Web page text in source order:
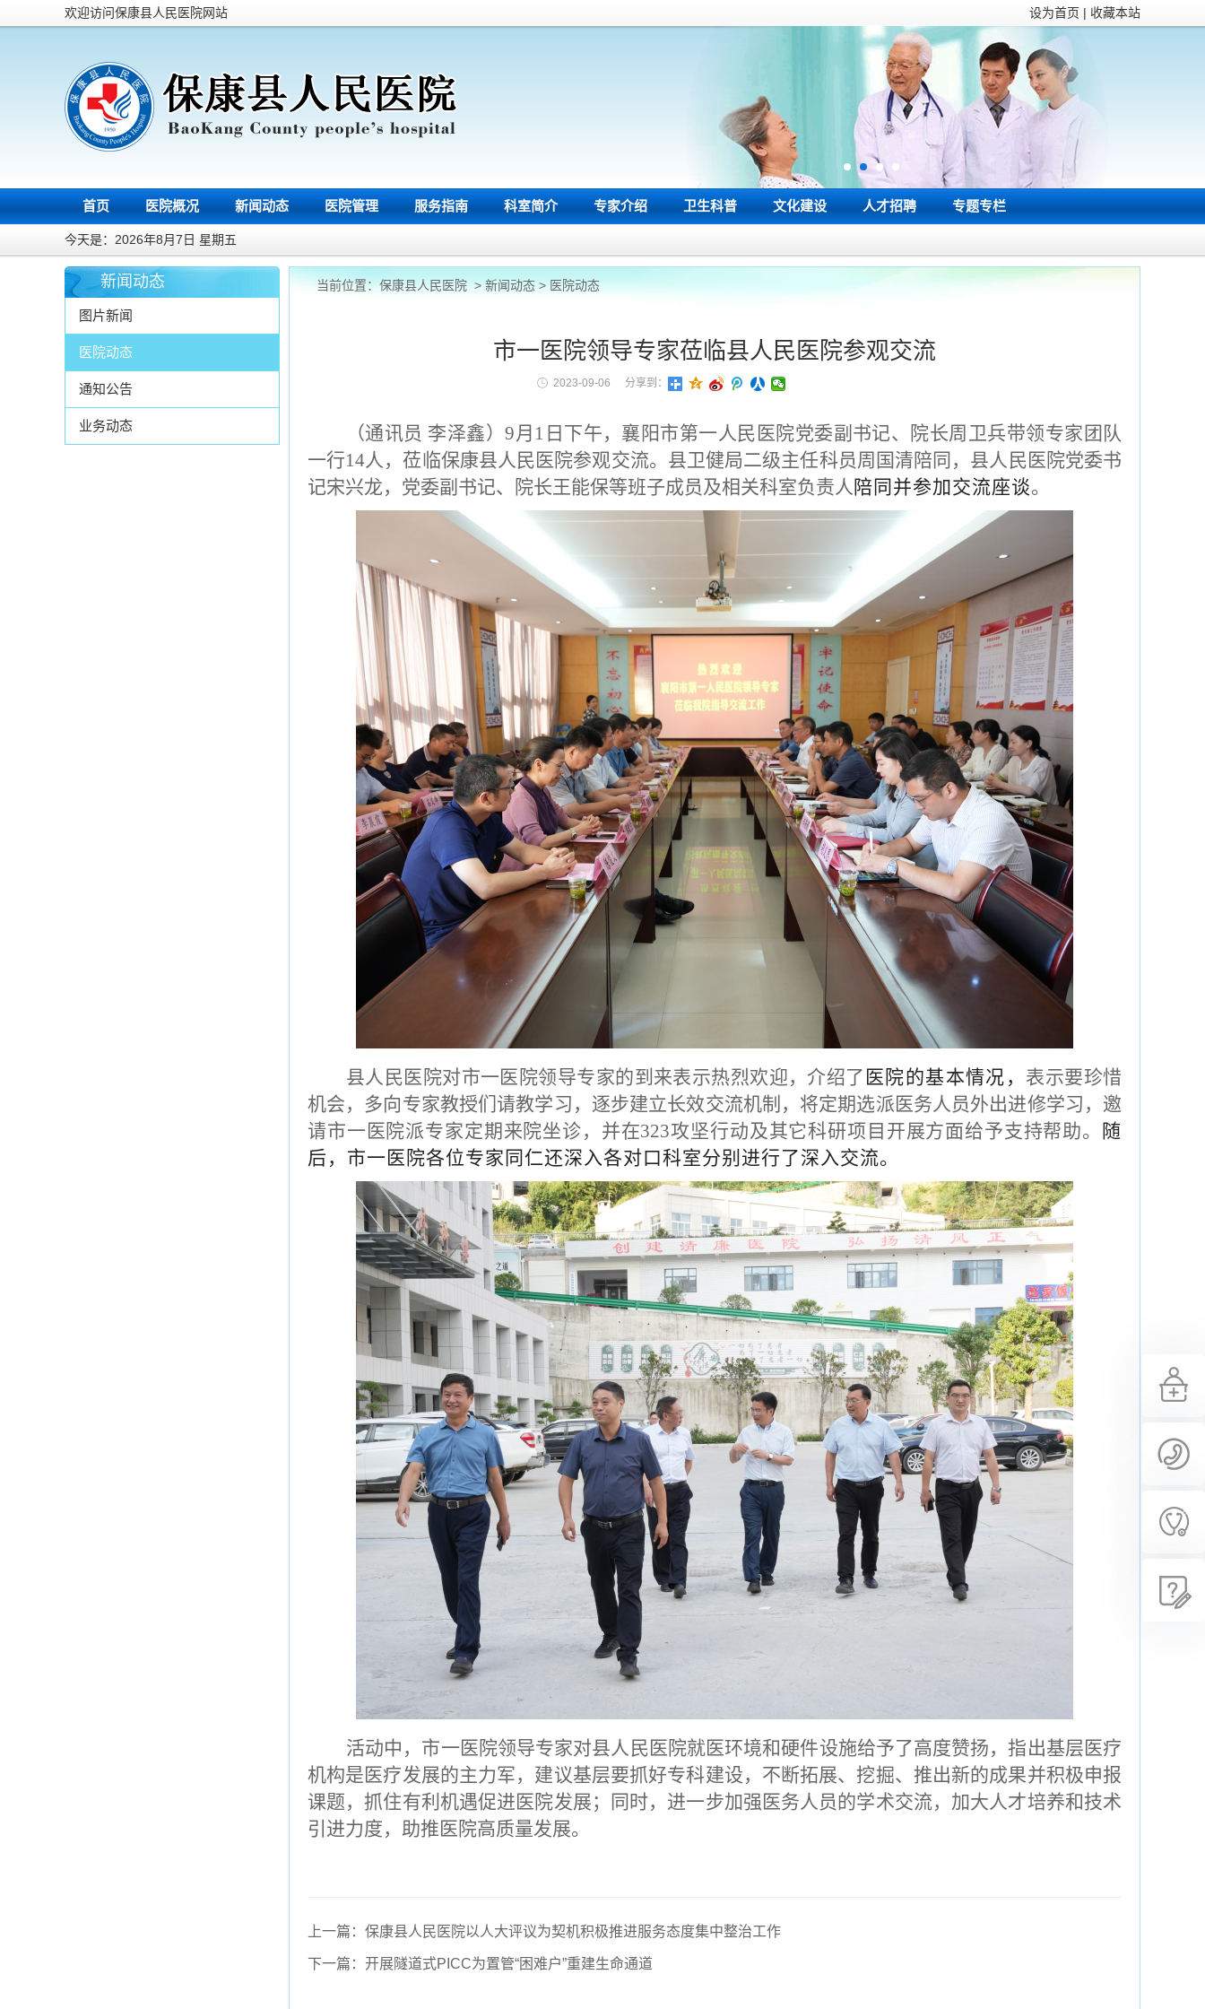
欢迎访问保康县人民医院网站 设为首页 | 收藏本站
首页 医院概况 新闻动态 医院管理 服务指南 科室简介 专家介绍 卫生科普 文化建设 人才招聘 专题专栏
今天是：2026年8月7日 星期五
新闻动态
图片新闻
医院动态
通知公告
业务动态
当前位置：保康县人民医院 > 新闻动态 > 医院动态
市一医院领导专家莅临县人民医院参观交流
2023-09-06 分享到：
（通讯员 李泽鑫）9月1日下午，襄阳市第一人民医院党委副书记、院长周卫兵带领专家团队
一行14人，莅临保康县人民医院参观交流。县卫健局二级主任科员周国清陪同，县人民医院党委书
记宋兴龙，党委副书记、院长王能保等班子成员及相关科室负责人 陪同并参加交流座谈。
县人民医院对市一医院领导专家的到来表示热烈欢迎，介绍了 医院的基本情况， 表示要珍惜
机会，多向专家教授们请教学习，逐步建立长效交流机制，将定期选派医务人员外出进修学习，邀
请市一医院派专家定期来院坐诊，并在323攻坚行动及其它科研项目开展方面给予支持帮助。
随
后，市一医院各位专家同仁还深入各对口科室分别进行了深入交流。
活动中，市一医院领导专家对县人民医院就医环境和硬件设施给予了高度赞扬，指出基层医疗
机构是医疗发展的主力军，建议基层要抓好专科建设，不断拓展、挖掘、推出新的成果并积极申报
课题，抓住有利机遇促进医院发展；同时，进一步加强医务人员的学术交流，加大人才培养和技术
引进力度，助推医院高质量发展。
上一篇：保康县人民医院以人大评议为契机积极推进服务态度集中整治工作
下一篇：开展隧道式PICC为置管“困难户”重建生命通道